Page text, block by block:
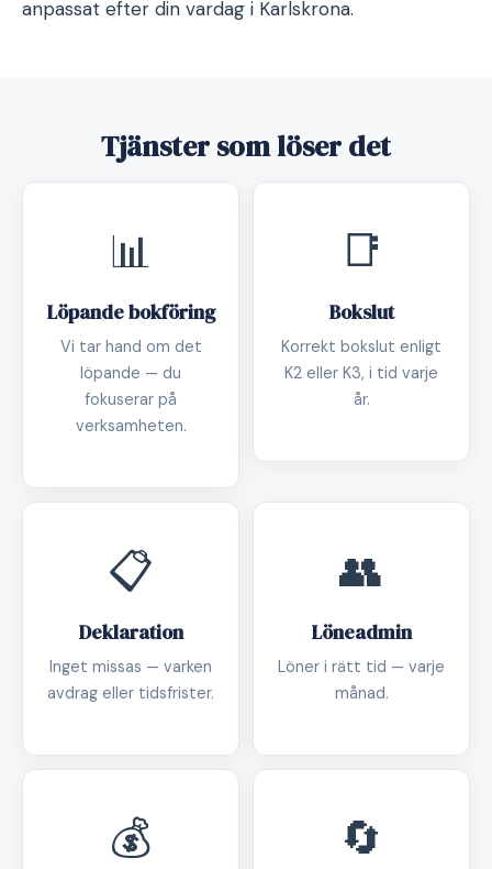
anpassat efter din vardag i Karlskrona.
Tjänster som löser det
📊
Löpande bokföring
Vi tar hand om det
löpande — du
fokuserar på
verksamheten.
📑
Bokslut
Korrekt bokslut enligt
K2 eller K3, i tid varje
år.
📋
Deklaration
Inget missas — varken
avdrag eller tidsfrister.
👥
Löneadmin
Löner i rätt tid — varje
månad.
💰 🔄